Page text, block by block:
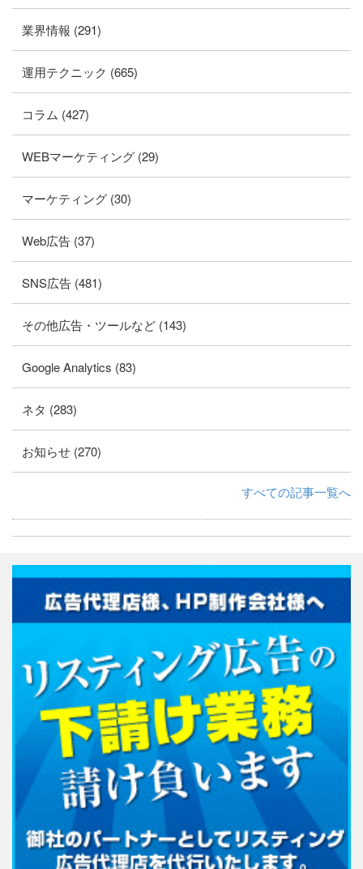
業界情報 (291)
運用テクニック (665)
コラム (427)
WEBマーケティング (29)
マーケティング (30)
Web広告 (37)
SNS広告 (481)
その他広告・ツールなど (143)
Google Analytics (83)
ネタ (283)
お知らせ (270)
すべての記事一覧へ